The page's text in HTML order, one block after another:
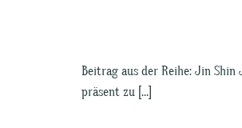
Beitrag aus der Reihe: Jin
präsent zu […]